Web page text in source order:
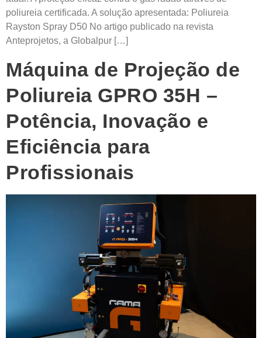
poliureia certificada. A solução apresentada: Poliureia
Rayston Spray D50 No artigo publicado na revista
Anteprojetos, a Globalpur […]
Máquina de Projeção de
Poliureia GPRO 35H –
Potência, Inovação e
Eficiência para
Profissionais